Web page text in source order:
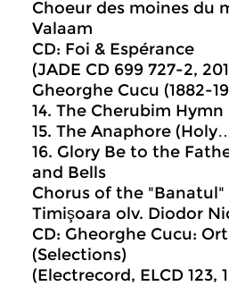
Choeur des moines du
Valaam
CD: Foi & Espérance
(JADE CD 699 727-2,
Gheorghe Cucu (1882-
14. The Cherubim Hymn
15. The Anaphore
16. Glory Be to the
and Bells
Chorus of the
Timişoara olv. Diodor
CD: Gheorghe Cucu:
(Selections)
(Electrecord, ELCD 123,